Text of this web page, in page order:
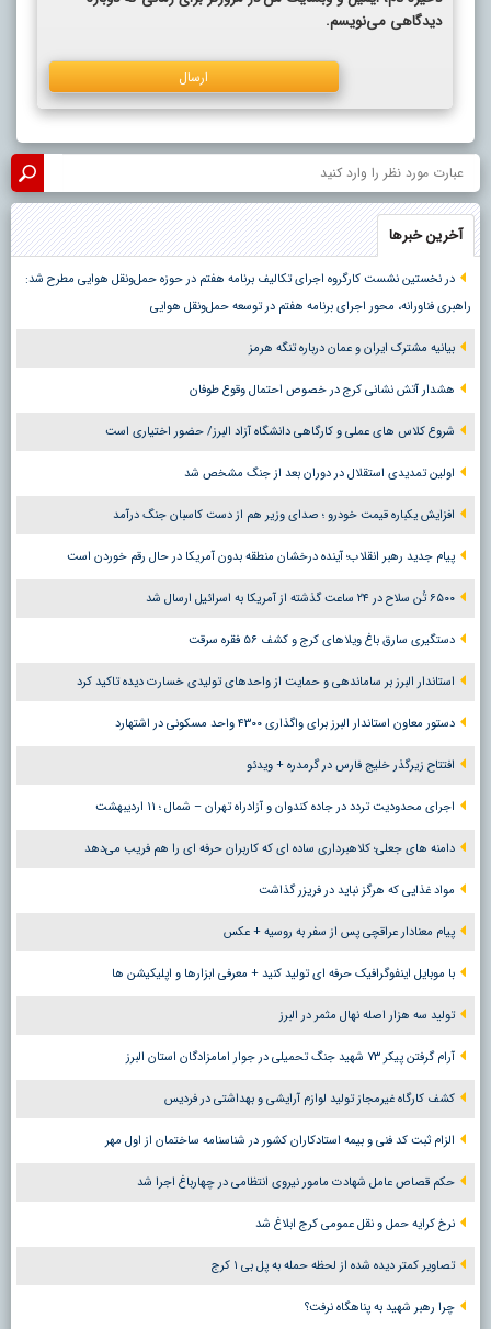
دیدگاهی می‌نویسم.
آخرین خبرها
در نخستین نشست کارگروه اجرای تکالیف برنامه هفتم در حوزه حمل‌ونقل هوایی مطرح شد:
راهبری فناورانه، محور اجرای برنامه هفتم در توسعه حمل‌ونقل هوایی
بیانیه مشترک ایران و عمان درباره تنگه هرمز
هشدار آتش نشانی کرج در خصوص احتمال وقوع طوفان
شروع کلاس های عملی و کارگاهی دانشگاه آزاد البرز/ حضور اختیاری است
اولین تمدیدی استقلال در دوران بعد از جنگ مشخص شد
افزایش یکباره قیمت خودرو ؛ صدای وزیر هم از دست کاسبان جنگ درآمد
پیام جدید رهبر انقلاب؛ آینده درخشان منطقه بدون آمریکا در حال رقم خوردن است
۶۵۰۰ تُن سلاح در ۲۴ ساعت گذشته از آمریکا به اسرائیل ارسال شد
دستگیری سارق باغ ویلاهای کرج و کشف ۵۶ فقره سرقت
استاندار البرز بر ساماندهی و حمایت از واحدهای تولیدی خسارت دیده تاکید کرد
دستور معاون استاندار البرز برای واگذاری ۴۳۰۰ واحد مسکونی در اشتهارد
افتتاح زیرگذر خلیج فارس در گرمدره + ویدئو
اجرای محدودیت تردد در جاده کندوان و آزادراه تهران – شمال ؛ ١١ اردیبهشت
دامنه های جعلی؛ کلاهبرداری ساده ای که کاربران حرفه ای را هم فریب می‌دهد
مواد غذایی که هرگز نباید در فریزر گذاشت
پیام معنادار عراقچی پس از سفر به روسیه + عکس
با موبایل اینفوگرافیک حرفه ای تولید کنید + معرفی ابزارها و اپلیکیشن ها
تولید سه هزار اصله نهال مثمر در البرز
آرام گرفتن پیکر ۷۳ شهید جنگ تحمیلی در جوار امامزادگان استان البرز
کشف کارگاه غیرمجاز تولید لوازم آرایشی و بهداشتی در فردیس
الزام ثبت کد فنی و بیمه استادکاران کشور در شناسنامه ساختمان از اول مهر
حکم قصاص عامل شهادت مامور نیروی انتظامی در چهارباغ اجرا شد
نرخ کرایه حمل و نقل عمومی کرج ابلاغ شد
تصاویر کمتر دیده شده از لحظه حمله به پل بی ۱ کرج
چرا رهبر شهید به پناهگاه نرفت؟